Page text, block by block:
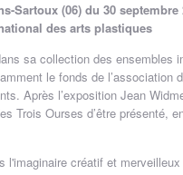
Sartoux (06) du 30 septembre
des arts plastiques
sa collection des ensembles
le fonds de l’association
Après l’exposition Jean
Trois Ourses d’être présenté,
l'imaginaire créatif et